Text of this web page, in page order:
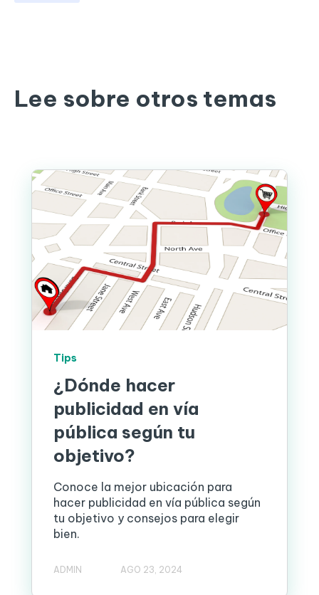
Lee sobre otros temas
Tips
¿Dónde hacer
publicidad en vía
pública según tu
objetivo?
Conoce la mejor ubicación para
hacer publicidad en vía pública según
tu objetivo y consejos para elegir
bien.
ADMIN AGO 23, 2024